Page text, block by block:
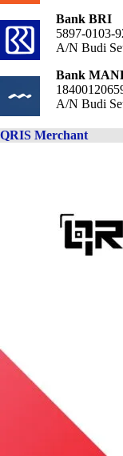
Bank BRI
5897-0103-
A/N Budi
Bank
A/N Budi
QRIS Merchant